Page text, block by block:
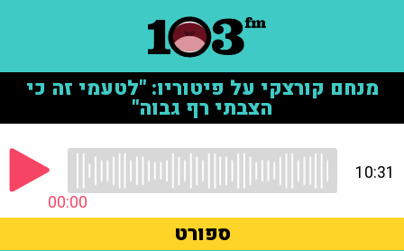
מנחם קורצקי על פיטוריו: "לטעמי זה כי
הצבתי רף גבוה"
00:00
10:31
ספורט